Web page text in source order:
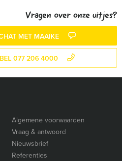
Vragen over onze uitjes?
MET MAAIKE
BEL 077 206 4000
Algemene voorwaarden
Vraag & antwoord
Nieuwsbrief
Referenties